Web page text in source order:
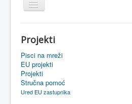
Prikaz/Sakrivanje
navigacije
Upravljanje znanjem
Obrazovanje
Upravljanje projektima
Projekti
Pisci na mreži
EU projekti
Projekti
Stručna pomoć
Ured EU zastupnika